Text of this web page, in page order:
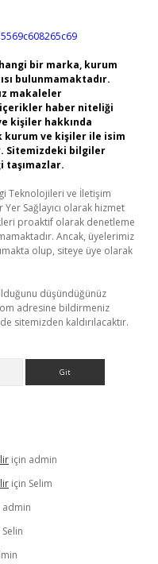
bir marka, kurum
bulunmamaktadır.
makaleler
içerikler haber niteliği
kişiler hakkında
kurum ve kişiler ile isim
Sitemizdeki bilgiler
taşımazlar.
Teknolojileri ve İletişim
Sağlayıcı olarak hizmet
proaktif olarak denetleme
Ancak, üyelerimiz
olup, siteye üye olarak
düşündüğünüz
adresine bildirmeniz
sitemizden kaldırılacaktır.
için admin
için Selim
admin
Selin